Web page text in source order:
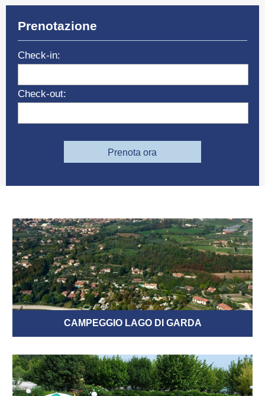
Prenotazione
Check-in:
Check-out:
Prenota ora
CAMPEGGIO LAGO DI GARDA